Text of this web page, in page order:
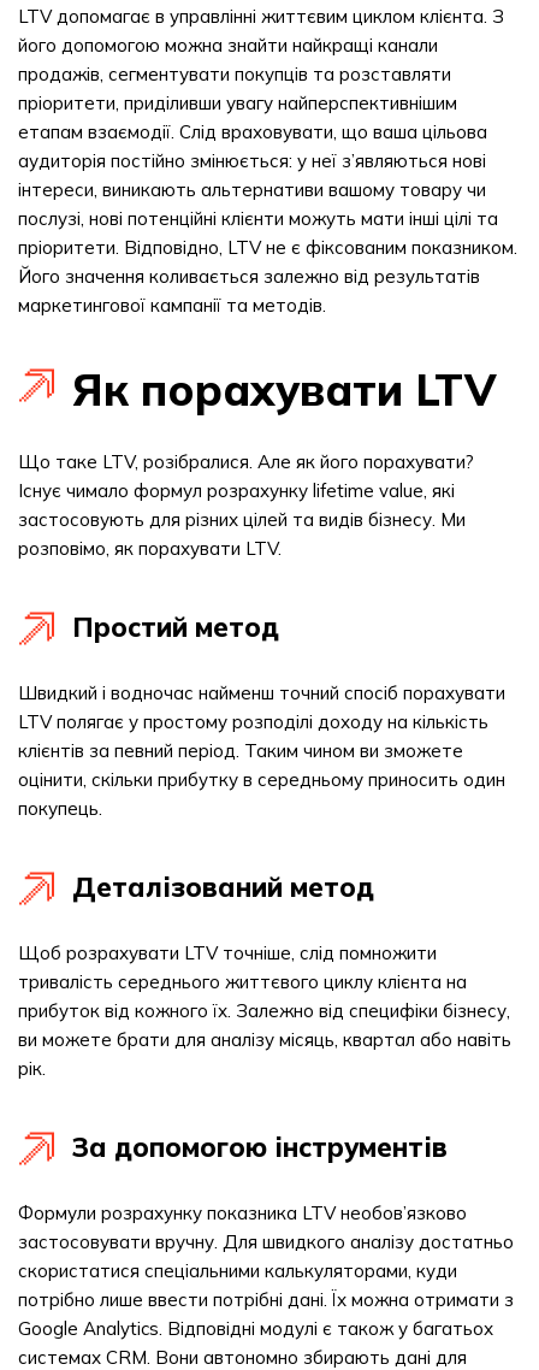
LTV допомагає в управлінні життєвим циклом клієнта. З
його допомогою можна знайти найкращі канали
продажів, сегментувати покупців та розставляти
пріоритети, приділивши увагу найперспективнішим
етапам взаємодії. Слід враховувати, що ваша цільова
аудиторія постійно змінюється: у неї з’являються нові
інтереси, виникають альтернативи вашому товару чи
послузі, нові потенційні клієнти можуть мати інші цілі та
пріоритети. Відповідно, LTV не є фіксованим показником.
Його значення коливається залежно від результатів
маркетингової кампанії та методів.
Як порахувати LTV
Що таке LTV, розібралися. Але як його порахувати?
Існує чимало формул розрахунку lifetime value, які
застосовують для різних цілей та видів бізнесу. Ми
розповімо, як порахувати LTV.
Простий метод
Швидкий і водночас найменш точний спосіб порахувати
LTV полягає у простому розподілі доходу на кількість
клієнтів за певний період. Таким чином ви зможете
оцінити, скільки прибутку в середньому приносить один
покупець.
Деталізований метод
Щоб розрахувати LTV точніше, слід помножити
тривалість середнього життєвого циклу клієнта на
прибуток від кожного їх. Залежно від специфіки бізнесу,
ви можете брати для аналізу місяць, квартал або навіть
рік.
За допомогою інструментів
Формули розрахунку показника LTV необов’язково
застосовувати вручну. Для швидкого аналізу достатньо
скористатися спеціальними калькуляторами, куди
потрібно лише ввести потрібні дані. Їх можна отримати з
Google Analytics. Відповідні модулі є також у багатьох
системах CRM. Вони автономно збирають дані для